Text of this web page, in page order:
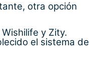
otra opción
y Zity.
el sistema de